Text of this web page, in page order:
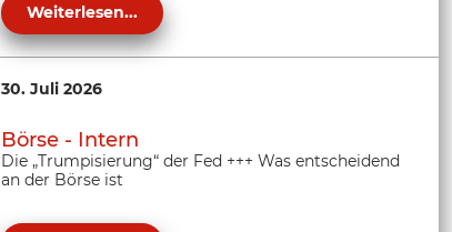
Weiterlesen...
30. Juli 2026
Börse - Intern
Die „Trumpisierung“ der Fed +++ Was entscheidend
an der Börse ist